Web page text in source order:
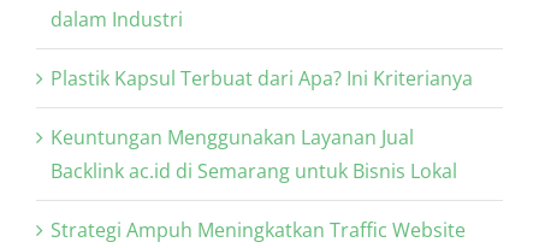
dalam Industri
Plastik Kapsul Terbuat dari Apa? Ini Kriterianya
Keuntungan Menggunakan Layanan Jual
Backlink ac.id di Semarang untuk Bisnis Lokal
Strategi Ampuh Meningkatkan Traffic Website